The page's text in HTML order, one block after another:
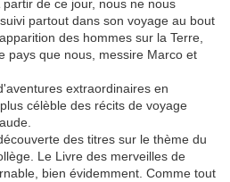
de ce jour, nous ne nous
partout dans son voyage au bout
des hommes sur la Terre,
pays que nous, messire Marco et
extraordinaires en
célèble des récits de voyage
des titres sur le thème du
Le Livre des merveilles de
bien évidemment. Comme tout